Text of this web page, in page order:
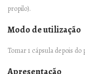
i
propilo).
Modo de utilização
Tomar 1 cápsula depois
Apresentação